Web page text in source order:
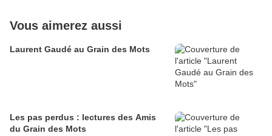
Vous aimerez aussi
Laurent Gaudé au Grain des Mots
Les pas perdus : lectures des Amis
du Grain des Mots